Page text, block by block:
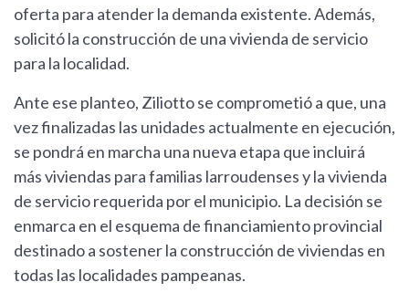
oferta para atender la demanda existente. Además,
solicitó la construcción de una vivienda de servicio
para la localidad.
Ante ese planteo, Ziliotto se comprometió a que, una
vez finalizadas las unidades actualmente en ejecución,
se pondrá en marcha una nueva etapa que incluirá
más viviendas para familias larroudenses y la vivienda
de servicio requerida por el municipio. La decisión se
enmarca en el esquema de financiamiento provincial
destinado a sostener la construcción de viviendas en
todas las localidades pampeanas.